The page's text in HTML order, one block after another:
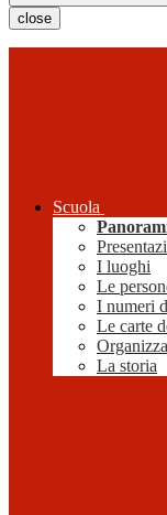
close
Scuola
I luoghi
Le
I numeri
Le carte
La storia